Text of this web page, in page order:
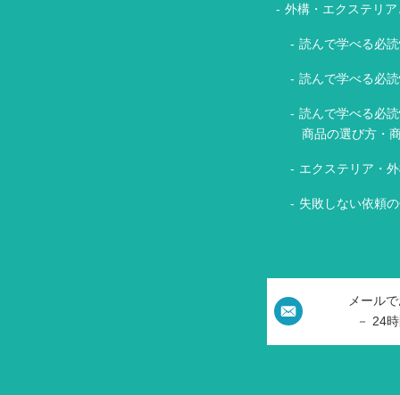
外構・エクステリ
読んで学べる必
読んで学べる必
読んで学べる必
商品の選び方・
エクステリア・
失敗しない依頼
メール
－ 24